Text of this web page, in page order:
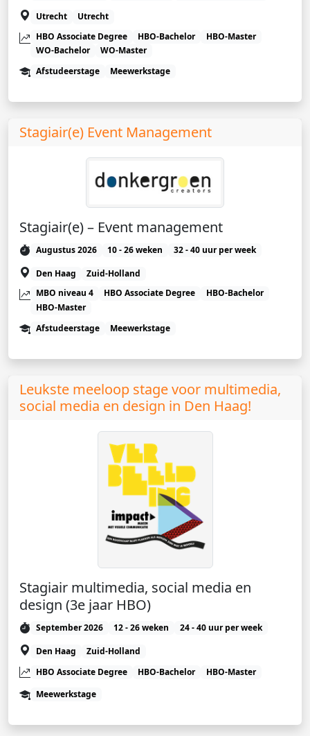
Utrecht
Utrecht
HBO Associate Degree
HBO-Bachelor
HBO-Master
WO-Bachelor
WO-Master
Afstudeerstage
Meewerkstage
Stagiair(e) Event Management
Stagiair(e) – Event management
Augustus 2026 10 - 26 weken
32 - 40 uur per week
Den Haag
Zuid-Holland
MBO niveau 4
HBO Associate Degree
HBO-Bachelor
HBO-Master
Afstudeerstage
Meewerkstage
Leukste meeloop stage voor multimedia,
social media en design in Den Haag!
Stagiair multimedia, social media en
design (3e jaar HBO)
September 2026 12 - 26 weken
24 - 40 uur per week
Den Haag
Zuid-Holland
HBO Associate Degree
HBO-Bachelor
HBO-Master
Meewerkstage